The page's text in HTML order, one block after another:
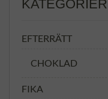
KATEGORIER
EFTERRÄTT
CHOKLAD
FIKA